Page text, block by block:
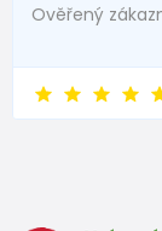
Ověřený